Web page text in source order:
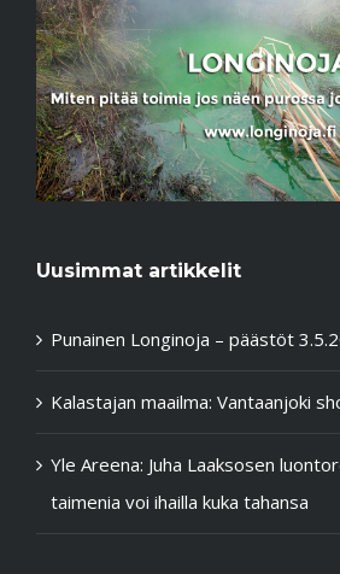
Uusimmat artikkelit
Punainen Longinoja – päästöt
Kalastajan maailma: Vantaanjoki
Yle Areena: Juha Laaksosen
taimenia voi ihailla kuka tahansa